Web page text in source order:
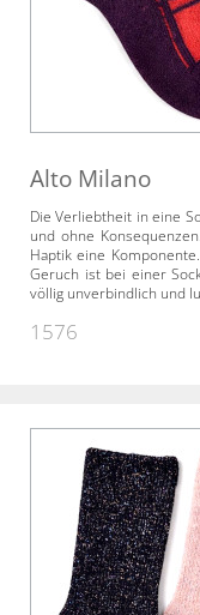
Alto Milano
Die Verliebtheit in eine
und ohne
Haptik eine
Geruch ist bei einer
völlig unverbindlich und
1576